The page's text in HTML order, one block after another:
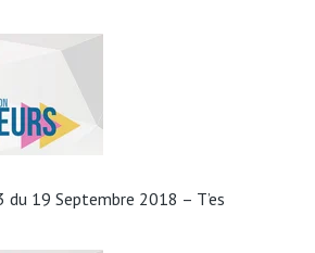
du 19 Septembre 2018 – T’es